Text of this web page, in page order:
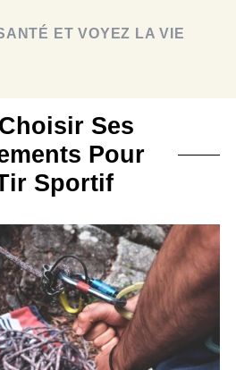
ET VOYEZ LA VIE
Ses
Pour
Sportif